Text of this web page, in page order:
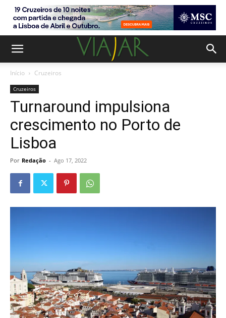
Início Cruzeiros
Cruzeiros
Turnaround impulsiona
crescimento no Porto de
Lisboa
Por Redação - Ago 17, 2022